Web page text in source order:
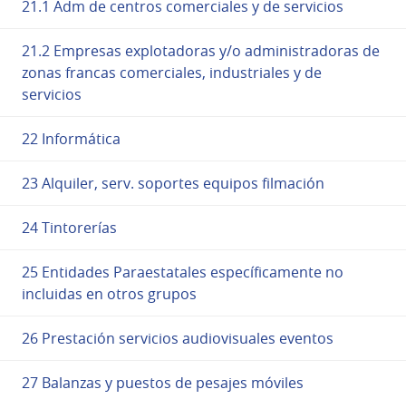
21.1 Adm de centros comerciales y de servicios
21.2 Empresas explotadoras y/o administradoras de
zonas francas comerciales, industriales y de
servicios
22 Informática
23 Alquiler, serv. soportes equipos filmación
24 Tintorerías
25 Entidades Paraestatales específicamente no
incluidas en otros grupos
26 Prestación servicios audiovisuales eventos
27 Balanzas y puestos de pesajes móviles